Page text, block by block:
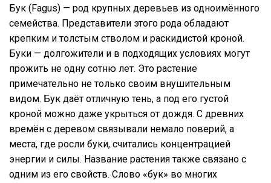
Бук (Fagus) — род крупных деревьев из одноимённого
семейства. Представители этого рода обладают
крепким и толстым стволом и раскидистой кроной.
Буки — долгожители и в подходящих условиях могут
прожить не одну сотню лет. Это растение
примечательно не только своим внушительным
видом. Бук даёт отличную тень, а под его густой
кроной можно даже укрыться от дождя. С древних
времён с деревом связывали немало поверий, а
места, где росли буки, считались концентрацией
энергии и силы. Название растения также связано с
одним из его свойств. Слово «бук» во многих